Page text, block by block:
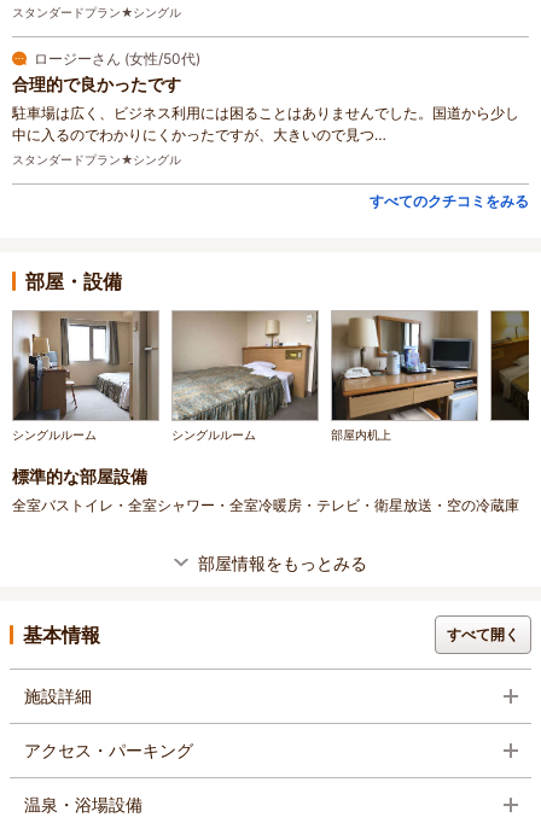
スタンダードプラン★シングル
ロージーさん (女性/50代)
合理的で良かったです
駐車場は広く、ビジネス利用には困ることはありませんでした。国道から少し
中に入るのでわかりにくかったですが、大きいので見つ…
スタンダードプラン★シングル
すべてのクチコミをみる
部屋・設備
シングルルーム シングルルーム 部屋内机上
標準的な部屋設備
全室バストイレ・全室シャワー・全室冷暖房・テレビ・衛星放送・空の冷蔵庫
部屋情報をもっとみる
基本情報 すべて開く
施設詳細
アクセス・パーキング
温泉・浴場設備